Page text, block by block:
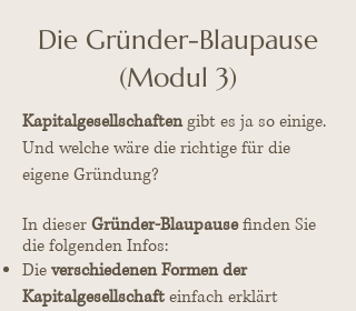
Die Gründer-Blaupause
(Modul 3)
Kapitalgesellschaftengibt es ja so einige.
Und welche wäre die richtige für die
eigene Gründung?
IndieserGründer-Blaupausefinden Sie
die folgenden Infos:
Dieverschiedenen Formen der
Kapitalgesellschafteinfach erklärt